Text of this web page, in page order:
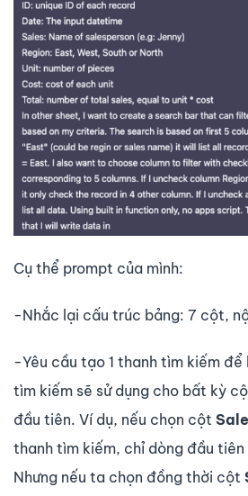
Cụ thể prompt của mình:
-Nhắc lại cấu trúc bảng: 7 cột,
-Yêu cầu tạo 1 thanh tìm kiếm
tìm kiếm sẽ sử dụng cho bất kỳ
đầu tiên. Ví dụ, nếu chọn cột
thanh tìm kiếm, chỉ dòng đầu
Nhưng nếu ta chọn đồng thời cột